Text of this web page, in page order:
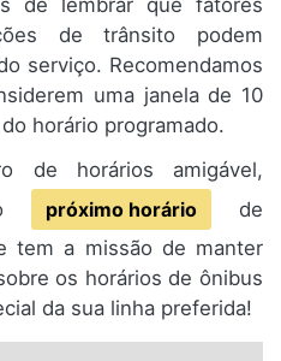
de lembrar que fatores
de trânsito podem
serviço. Recomendamos
uma janela de 10
horário programado.
de horários amigável,
próximo horário
de
tem a missão de manter
os horários de ônibus
da sua linha preferida!